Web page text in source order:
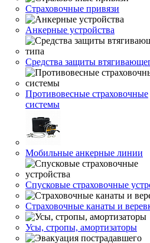
Страховочные привязи
Анкерные устройства
Средства защиты
Противовесные страховочные
системы
Мобильные анкерные линии
Спусковые страховочные
Страховочные канаты и
Усы, стропы, амортизаторы